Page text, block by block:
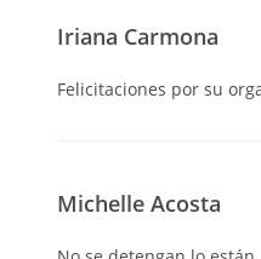
Iriana Carmona
Felicitaciones por su
Michelle Acosta